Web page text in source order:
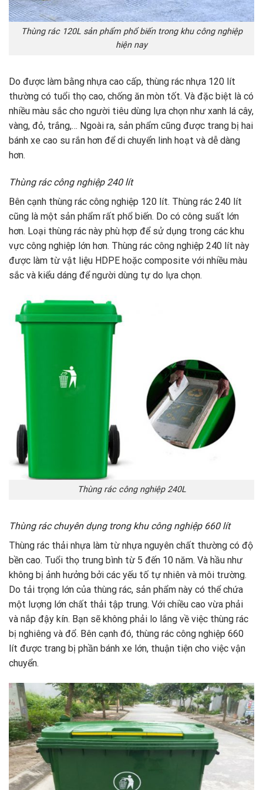
Thùng rác 120L sản phẩm phổ biến trong khu công nghiệp
hiện nay
Do được làm bằng nhựa cao cấp, thùng rác nhựa 120 lít
thường có tuổi thọ cao, chống ăn mòn tốt. Và đặc biệt là có
nhiều màu sắc cho người tiêu dùng lựa chọn như xanh lá cây,
vàng, đỏ, trắng,… Ngoài ra, sản phẩm cũng được trang bị hai
bánh xe cao su rắn hơn để di chuyển linh hoạt và dễ dàng
hơn.
Thùng rác công nghiệp 240 lít
Bên cạnh thùng rác công nghiệp 120 lít. Thùng rác 240 lít
cũng là một sản phẩm rất phổ biến. Do có công suất lớn
hơn. Loại thùng rác này phù hợp để sử dụng trong các khu
vực công nghiệp lớn hơn. Thùng rác công nghiệp 240 lít này
được làm từ vật liệu HDPE hoặc composite với nhiều màu
sắc và kiểu dáng để người dùng tự do lựa chọn.
Thùng rác công nghiệp 240L
Thùng rác chuyên dụng trong khu công nghiệp 660 lít
Thùng rác thải nhựa làm từ nhựa nguyên chất thường có độ
bền cao. Tuổi thọ trung bình từ 5 đến 10 năm. Và hầu như
không bị ảnh hưởng bởi các yếu tố tự nhiên và môi trường.
Do tải trọng lớn của thùng rác, sản phẩm này có thể chứa
một lượng lớn chất thải tập trung. Với chiều cao vừa phải
và nắp đậy kín. Bạn sẽ không phải lo lắng về việc thùng rác
bị nghiêng và đổ. Bên cạnh đó, thùng rác công nghiệp 660
lít được trang bị phần bánh xe lớn, thuận tiện cho việc vận
chuyển.